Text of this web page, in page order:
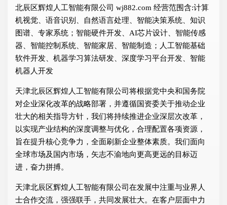
北辰区辉煌人工智能有限公司 wj882.com 经营范围含:计算
机视觉、语音识别、自然语言处理、智能决策系统、知识
图谱、专家系统；智能硬件开发、AI芯片设计、智能传感
器、智能控制系统、智能家居、智能制造；人工智能基础
软件开发、机器学习算法研发、深度学习平台开发、智能
机器人开发
天津北辰区辉煌人工智能有限公司将根据党中央和国务院
对企业深化改革的战略部署，并遵循国资委关于推动企业
壮大的相关指导方针，我们将持续推进企业深层次改革，
以实现产业结构的深度调整与优化，合理配置各项资源，
旨在提升核心竞争力，全面刷新企业整体素质。我们面向
全球市场及国内市场，矢志不渝地向更高更远的目标迈
进，奋力拼搏。
天津北辰区辉煌人工智能有限公司在发展中注重与业界人
士合作交流，强强联手，共同发展壮大。在客户层面中力